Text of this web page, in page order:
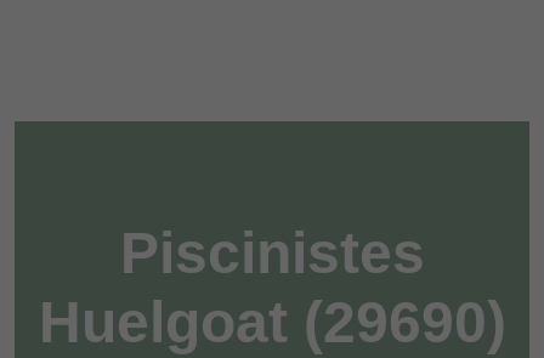
Piscinistes
Huelgoat (29690)